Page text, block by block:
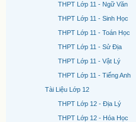
THPT Lớp 11 - Ngữ Văn
THPT Lớp 11 - Sinh Học
THPT Lớp 11 - Toán Học
THPT Lớp 11 - Sử Địa
THPT Lớp 11 - Vật Lý
THPT Lớp 11 - Tiếng Anh
Tài Liệu Lớp 12
THPT Lớp 12 - Địa Lý
THPT Lớp 12 - Hóa Học